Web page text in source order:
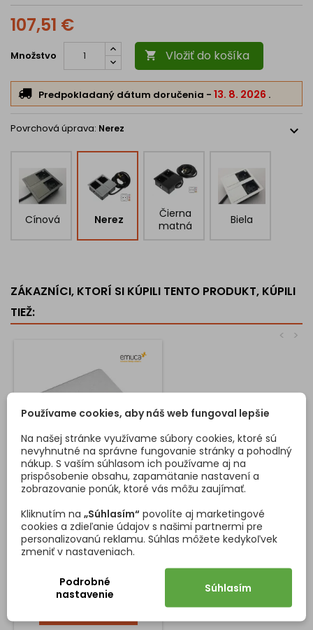
107,51 €
Množstvo  Vložiť do košíka
Predpokladaný dátum doručenia - 13. 8. 2026 .
Povrchová úprava: Nerez expand_more
Cínová Nerez
Čierna
matná
Biela
ZÁKAZNÍCI, KTORÍ SI KÚPILI TENTO PRODUKT, KÚPILI
TIEŽ:
>
<
PRECHODKA NA KÁBLE
Stolová priechodka Plastwin
je určená na ukrytie káblov
elektronických zariadení na
stoloch a nábytku v
domácnosti. Jeho diskrétny
Cena
3,20 €
Používame cookies, aby náš web fungoval lepšie
Na našej stránke využívame súbory cookies, ktoré sú
nevyhnutné na správne fungovanie stránky a pohodlný
nákup. S vaším súhlasom ich používame aj na
prispôsobenie obsahu, zapamätanie nastavení a
zobrazovanie ponúk, ktoré vás môžu zaujímať.
Kliknutím na „Súhlasím“ povolíte aj marketingové
cookies a zdieľanie údajov s našimi partnermi pre
personalizovanú reklamu. Súhlas môžete kedykoľvek
zmeniť v nastaveniach.
Podrobné
nastavenie
Súhlasím